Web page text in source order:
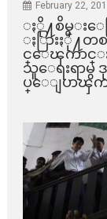
February 22,
ႏို႔စိမ္းေ
ႏြားႏို႔တစ
င္ေၾကာင္း
သူေရးရာမွ ဒု
ပ္ေျပာၾက